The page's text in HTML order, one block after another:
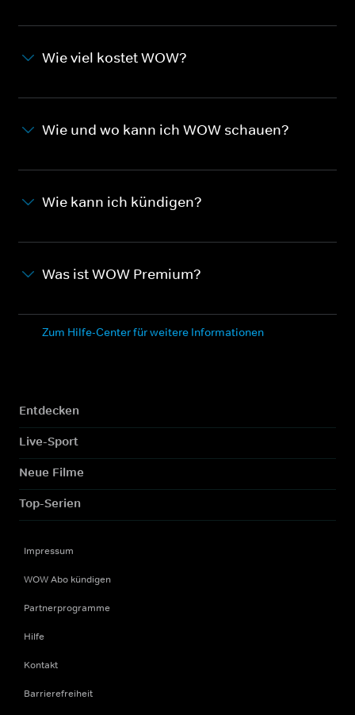
Wie viel kostet WOW?
Wie und wo kann ich WOW schauen?
Wie kann ich kündigen?
Was ist WOW Premium?
Zum Hilfe-Center für weitere Informationen
Entdecken
Live-Sport
Neue Filme
Top-Serien
Impressum
WOW Abo kündigen
Partnerprogramme
Hilfe
Kontakt
Barrierefreiheit